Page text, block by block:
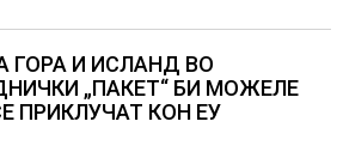
ГОРА И ИСЛАНД ВО
„ПАКЕТ“ БИ МОЖЕЛЕ
ПРИКЛУЧАТ КОН ЕУ